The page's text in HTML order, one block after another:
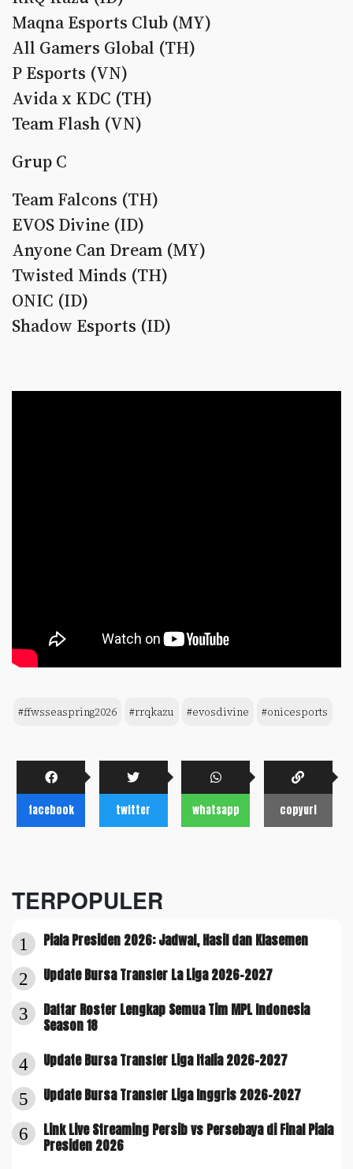
Maqna Esports Club (MY)
All Gamers Global (TH)
P Esports (VN)
Avida x KDC (TH)
Team Flash (VN)
Grup C
Team Falcons (TH)
EVOS Divine (ID)
Anyone Can Dream (MY)
Twisted Minds (TH)
ONIC (ID)
Shadow Esports (ID)
#ffwsseaspring2026 #rrqkazu #evosdivine #onicesports
facebook twitter whatsapp copyurl
TERPOPULER
1 Piala Presiden 2026: Jadwal, Hasil dan Klasemen
2 Update Bursa Transfer La Liga 2026-2027
3
Daftar Roster Lengkap Semua Tim MPL Indonesia
Season 18
4 Update Bursa Transfer Liga Italia 2026-2027
5 Update Bursa Transfer Liga Inggris 2026-2027
6
Link Live Streaming Persib vs Persebaya di Final Piala
Presiden 2026